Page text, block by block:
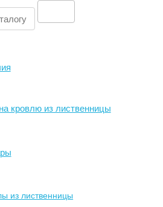
кровлю из лиственницы
из лиственницы